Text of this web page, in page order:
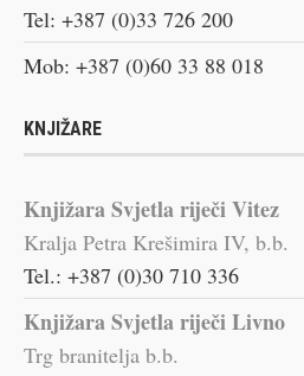
Tel: +387 (0)33 726 200
Mob: +387 (0)60 33 88 018
KNJIŽARE
Knjižara Svjetla riječi Vitez
Kralja Petra Krešimira IV, b.b.
Tel.: +387 (0)30 710 336
Knjižara Svjetla riječi Livno
Trg branitelja b.b.